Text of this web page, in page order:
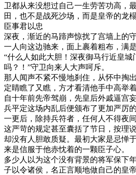
卫都从来没想过自己一生劳苦功高，
田，也不是战死沙场，而是皇帝的龙榻
臣事君以忠
深夜，渐近的马蹄声惊扰了宫墙上的
一人向这边驰来，面上裹着粗布，满是
“什么人如此大胆！深夜御马行近皇城
吗？！”守卫向来人大声呵斥。
那人闻声不紧不慢地刹住，从怀中掏
定睛瞧了又瞧，方才看清他手中高举
自十年前先帝驾崩，先皇后外戚逼宫
兵平定这场内乱后便颁布了更加严厉
一更后，除持兵符者，任何人不得夜
这严苛的规定甚至囊括了节日，按理
却没有人胆敢质疑。最初大家是忌惮
来是信服于他赤忱着的一颗臣子心。
多少人以为这个没有背景的将军保下
子以令诸侯，名正言顺地做自己的皇